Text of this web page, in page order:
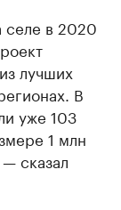
селе в 2020
лучших
В
уже 103
1 млн
сказал